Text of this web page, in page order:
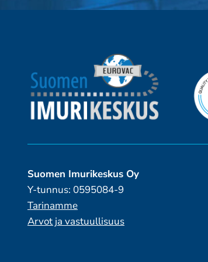
Suomen Imurikeskus Oy
Y-tunnus: 0595084-9
Tarinamme
Arvot ja vastuullisuus